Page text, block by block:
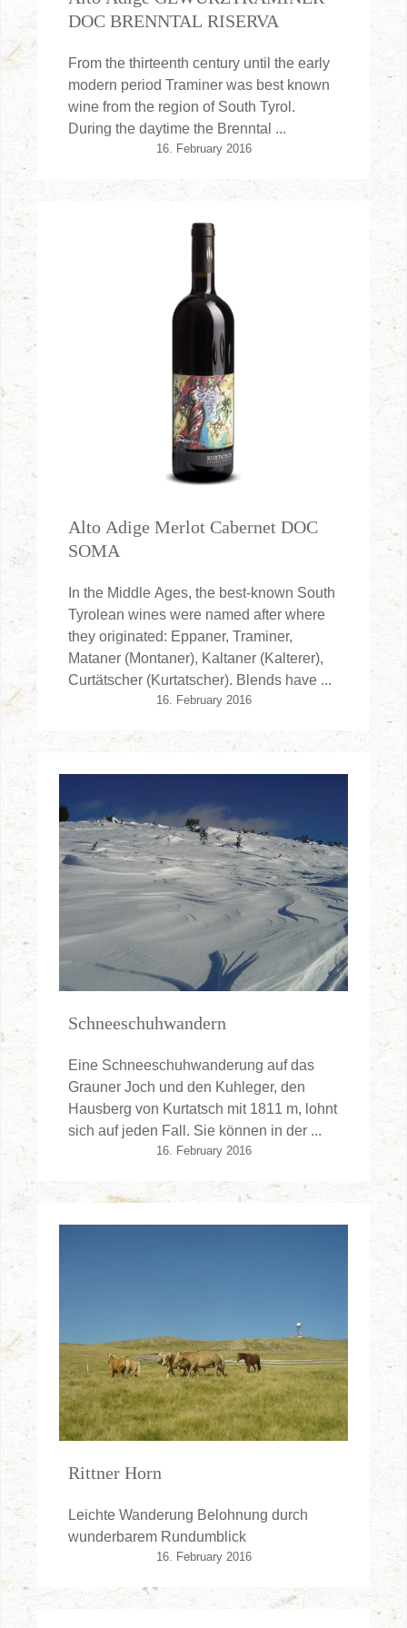
DOC BRENNTAL RISERVA
From the thirteenth century until the early
modern period Traminer was best known
wine from the region of South Tyrol.
During the daytime the Brenntal ...
16. February 2016
Alto Adige Merlot Cabernet DOC
SOMA
In the Middle Ages, the best-known South
Tyrolean wines were named after where
they originated: Eppaner, Traminer,
Mataner (Montaner), Kaltaner (Kalterer),
Curtätscher (Kurtatscher). Blends have ...
16. February 2016
Schneeschuhwandern
Eine Schneeschuhwanderung auf das
Grauner Joch und den Kuhleger, den
Hausberg von Kurtatsch mit 1811 m, lohnt
sich auf jeden Fall. Sie können in der ...
16. February 2016
Rittner Horn
Leichte Wanderung Belohnung durch
wunderbarem Rundumblick
16. February 2016